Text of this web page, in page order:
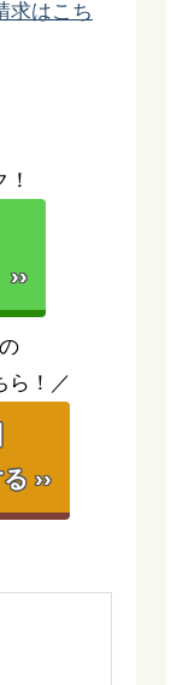
求はこち
の
ら！／
››